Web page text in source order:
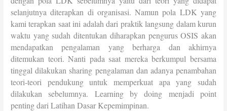
selanjutnya diterapkan di organisasi. Namun pola LDK yang
kami terapkan saat ini adalah dari praktik langsung dalam kurun
waktu yang sudah ditentukan diharapkan pengurus OSIS akan
mendapatkan pengalaman yang berharga dan akhirnya
ditemukan teori. Nanti pada saat mereka berkumpul bersama
tinggal dilakukan sharing pengalaman dan adanya penambahan
teori-teori pendukung untuk memperkuat apa yang sudah
dilakukan sebelumnya. Learning by doing menjadi point
penting dari Latihan Dasar Kepemimpinan.